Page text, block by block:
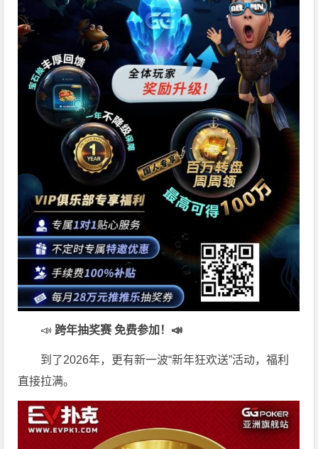
📣 跨年抽奖赛 免费参加 ！📣
到了2026年，更有新一波“新年狂欢送”活动，福利
直接拉满。